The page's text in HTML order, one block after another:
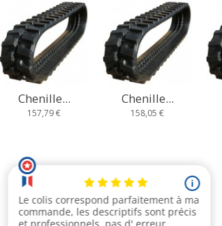
Chenille...
158,05 €
Chenille...
167,58 €